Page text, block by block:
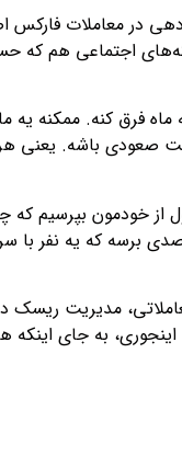
در معاملات فارکس
اجتماعی هم که
صعودی باشه. یعنی
از خودمون بپرسیم که
برسه که یه نفر با
مدیریت
به جای اینکه